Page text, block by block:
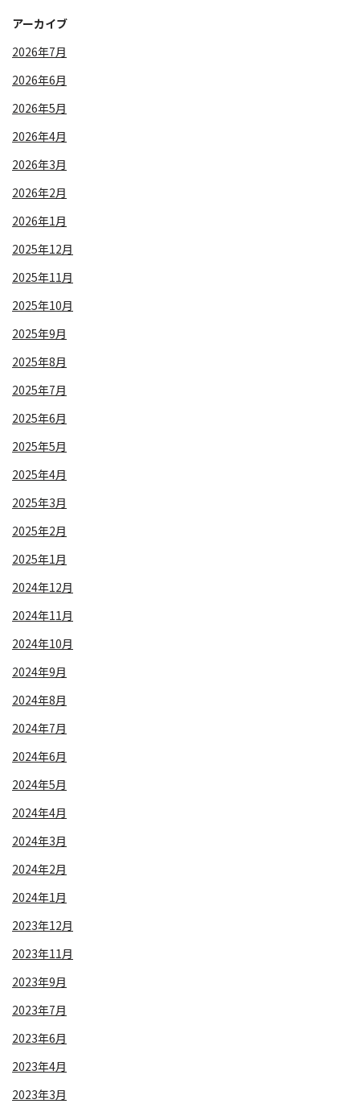
アーカイブ
2026年7月
2026年6月
2026年5月
2026年4月
2026年3月
2026年2月
2026年1月
2025年12月
2025年11月
2025年10月
2025年9月
2025年8月
2025年7月
2025年6月
2025年5月
2025年4月
2025年3月
2025年2月
2025年1月
2024年12月
2024年11月
2024年10月
2024年9月
2024年8月
2024年7月
2024年6月
2024年5月
2024年4月
2024年3月
2024年2月
2024年1月
2023年12月
2023年11月
2023年9月
2023年7月
2023年6月
2023年4月
2023年3月